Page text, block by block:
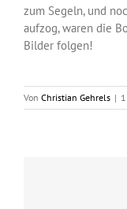
zum Segeln, und
aufzog, waren die
Bilder folgen!
Von Christian Gehrels |